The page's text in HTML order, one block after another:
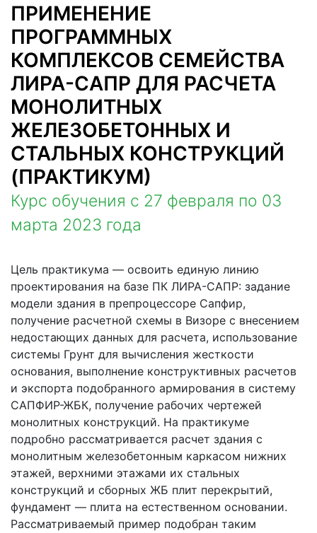
ПРИМЕНЕНИЕ
ПРОГРАММНЫХ
КОМПЛЕКСОВ СЕМЕЙСТВА
ЛИРА-САПР ДЛЯ РАСЧЕТА
МОНОЛИТНЫХ
ЖЕЛЕЗОБЕТОННЫХ И
СТАЛЬНЫХ КОНСТРУКЦИЙ
(ПРАКТИКУМ)
Курс обучения с 27 февраля по 03
марта 2023 года
Цель практикума — освоить единую линию
проектирования на базе ПК ЛИРА-САПР: задание
модели здания в препроцессоре Сапфир,
получение расчетной схемы в Визоре с внесением
недостающих данных для расчета, использование
системы Грунт для вычисления жесткости
основания, выполнение конструктивных расчетов
и экспорта подобранного армирования в систему
САПФИР-ЖБК, получение рабочих чертежей
монолитных конструкций. На практикуме
подробно рассматривается расчет здания с
монолитным железобетонным каркасом нижних
этажей, верхними этажами их стальных
конструкций и сборных ЖБ плит перекрытий,
фундамент — плита на естественном основании.
Рассматриваемый пример подобран таким